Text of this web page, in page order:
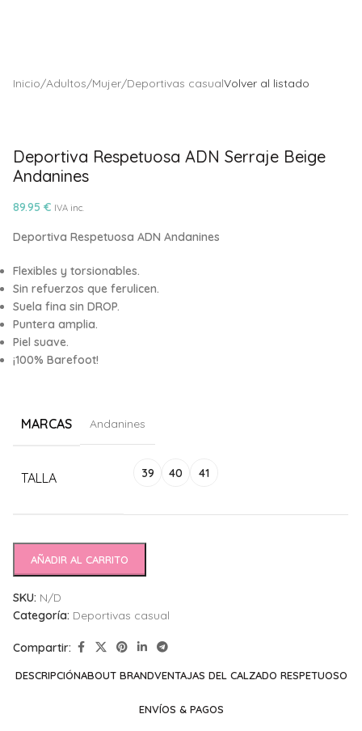
Inicio/Adultos/Mujer/Deportivas casualVolver al listado
Deportiva Respetuosa ADN Serraje Beige
Andanines
89.95 € IVA inc.
Deportiva Respetuosa ADN Andanines
Flexibles y torsionables.
Sin refuerzos que ferulicen.
Suela fina sin DROP.
Puntera amplia.
Piel suave.
¡100% Barefoot!
MARCAS Andanines
TALLA 39 40 41
AÑADIR AL CARRITO
SKU: N/D
Categoría: Deportivas casual
Compartir:
DESCRIPCIÓNABOUT BRANDVENTAJAS DEL CALZADO RESPETUOSO
ENVÍOS & PAGOS